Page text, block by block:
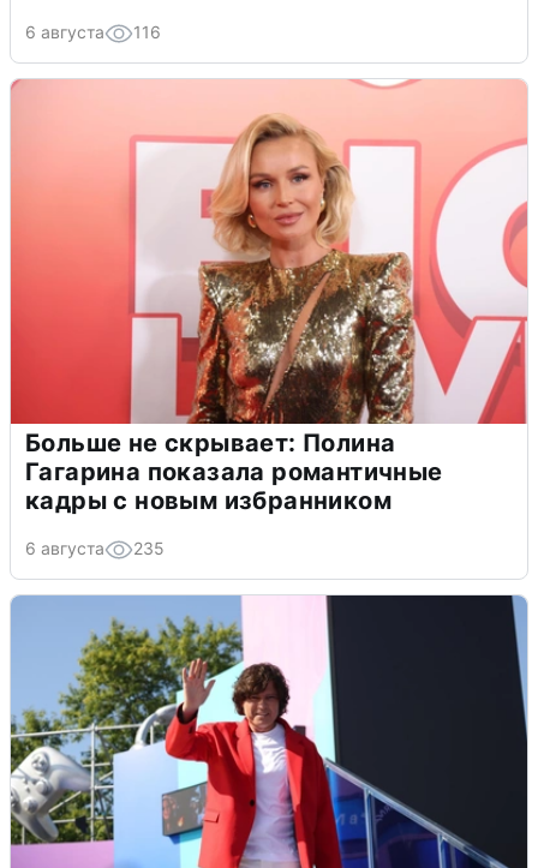
6 августа 116
Больше не скрывает: Полина
Гагарина показала романтичные
кадры с новым избранником
6 августа 235